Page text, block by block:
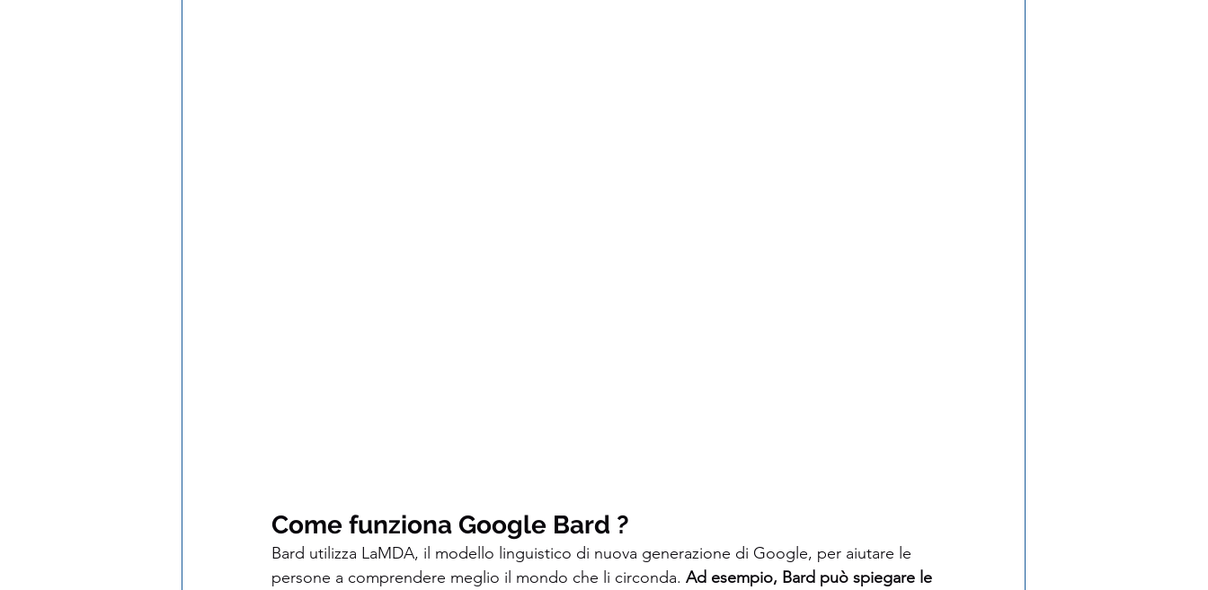
Come funziona Google Bard ?
Bard utilizza LaMDA, il modello linguistico di nuova generazione di Google, per aiutare le
persone a comprendere meglio il mondo che li circonda. Ad esempio, Bard può spiegare le